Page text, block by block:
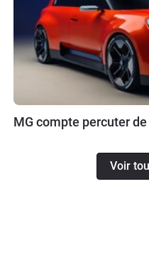
MG compte percuter
Voir